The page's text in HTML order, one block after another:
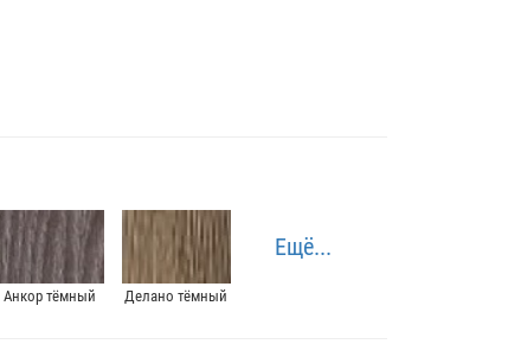
Анкор тёмный Делано тёмный
Ещё...